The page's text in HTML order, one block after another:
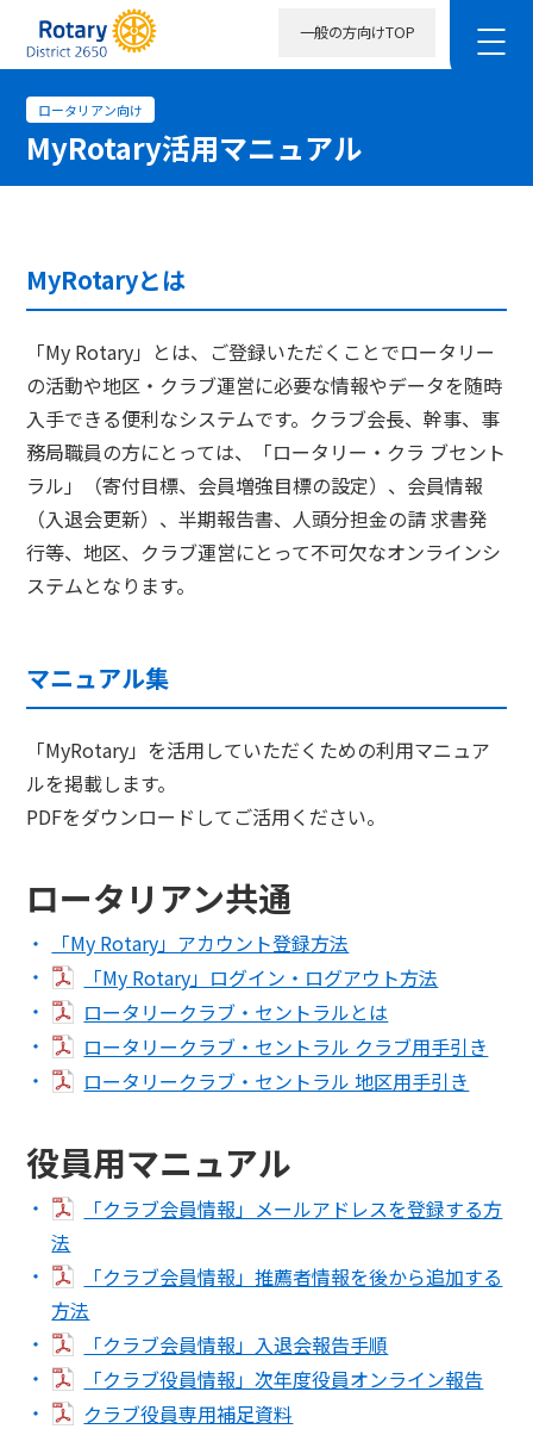
一般の方向けTOP
ロータリアン向け
MyRotary活用マニュアル
MyRotaryとは
「My Rotary」とは、ご登録いただくことでロータリー
の活動や地区・クラブ運営に必要な情報やデータを随時
入手できる便利なシステムです。クラブ会長、幹事、事
務局職員の方にとっては、「ロータリー・クラ ブセント
ラル」（寄付目標、会員増強目標の設定）、会員情報
（入退会更新）、半期報告書、人頭分担金の請 求書発
行等、地区、クラブ運営にとって不可欠なオンラインシ
ステムとなります。
マニュアル集
「MyRotary」を活用していただくための利用マニュア
ルを掲載します。
PDFをダウンロードしてご活用ください。
ロータリアン共通
「My Rotary」アカウント登録方法
「My Rotary」ログイン・ログアウト方法
ロータリークラブ・セントラルとは
ロータリークラブ・セントラル クラブ用手引き
ロータリークラブ・セントラル 地区用手引き
役員用マニュアル
「クラブ会員情報」メールアドレスを登録する方
法
「クラブ会員情報」推薦者情報を後から追加する
方法
「クラブ会員情報」入退会報告手順
「クラブ役員情報」次年度役員オンライン報告
クラブ役員専用補足資料